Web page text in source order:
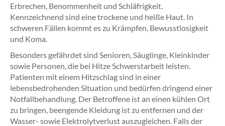
Erbrechen, Benommenheit und Schläfrigkeit.
Kennzeichnend sind eine trockene und heiße Haut. In
schweren Fällen kommt es zu Krämpfen, Bewusstlosigkeit
und Koma.
Besonders gefährdet sind Senioren, Säuglinge, Kleinkinder
sowie Personen, die bei Hitze Schwerstarbeit leisten.
Patienten mit einem Hitzschlag sind in einer
lebensbedrohenden Situation und bedürfen dringend einer
Notfallbehandlung. Der Betroffene ist an einen kühlen Ort
zu bringen, beengende Kleidung ist zu entfernen und der
Wasser- sowie Elektrolytverlust auszugleichen. Falls der